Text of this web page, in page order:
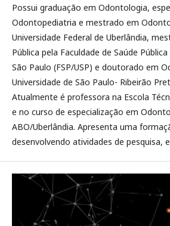
Possui graduação em Odontologia,
Odontopediatria e mestrado em
Universidade Federal de Uberlândia,
Pública pela Faculdade de Saúde
São Paulo (FSP/USP) e doutorado em
Universidade de São Paulo- Ribeirão
Atualmente é professora na Escola
e no curso de especialização em
ABO/Uberlândia. Apresenta uma
desenvolvendo atividades de pesquisa,